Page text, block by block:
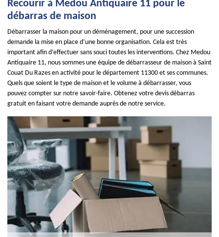
Recourir à Medou Antiquaire 11 pour le
débarras de maison
Débarrasser la maison pour un déménagement, pour une succession
demande la mise en place d’une bonne organisation. Cela est très
important afin d’effectuer sans souci toutes les interventions. Chez Medou
Antiquaire 11, nous sommes une équipe de débarrasseur de maison à Saint
Couat Du Razes en activité pour le département 11300 et ses communes.
Quels que soient le type de maison et le volume à débarrasser, vous
pouvez compter sur notre savoir-faire. Obtenez votre devis débarras
gratuit en faisant votre demande auprès de notre service.